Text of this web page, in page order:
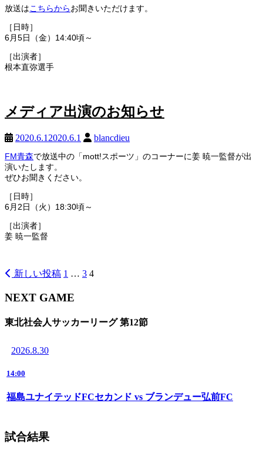
放送はこちらからお聞きいただけます。
［日時］
6月5日（金） 14:40頃～
［出演者］
根本直弥選手
メディア出演のお知らせ
2020.6.1 2020.6.1 blancdieu
FM青森で放送中の「mott!スポーツ」のコーナーに姜 暁一監督が出
演いたします。
ぜひお聞きください。
［日時］
6月2日（火） 18:30頃～
［出演者］
姜 暁一監督
投
稿
の
ー
ジ
送
新しい投稿 1 … 3 4
NEXT GAME
東北社会人サッカーリーグ 第12節
2026.8.30
14:00
福島ユナイテッドFCセカンド vs ブランデュー弘前FC
試合結果